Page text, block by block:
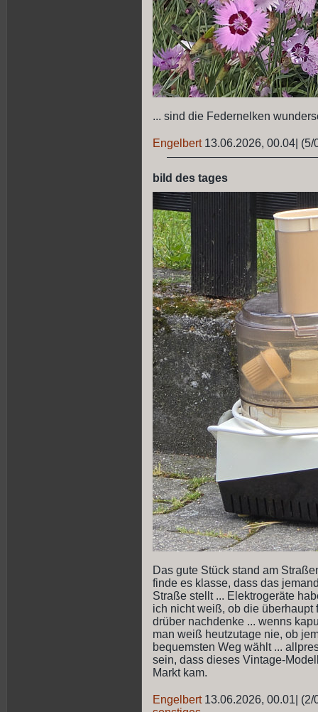
... sind die Federnelken
Engelbert 13.06.2026, 00.04 (5/
bild des tages
Das gute Stück stand am
finde es klasse, dass das
Straße stellt ... Elektrogeräte
ich nicht weiß, ob die überhaupt
drüber nachdenke ... wenns
man weiß heutzutage nie, ob
bequemsten Weg wählt ...
sein, dass dieses Vintage-
Markt kam.
Engelbert 13.06.2026, 00.01 (2/